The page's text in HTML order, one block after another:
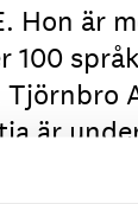
Hon är
100
är
på